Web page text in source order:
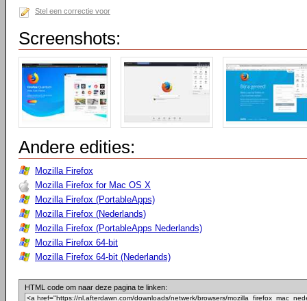
Stel een correctie voor
Screenshots:
Andere edities:
Mozilla Firefox
Mozilla Firefox for Mac OS X
Mozilla Firefox (PortableApps)
Mozilla Firefox (Nederlands)
Mozilla Firefox (PortableApps Nederlands)
Mozilla Firefox 64-bit
Mozilla Firefox 64-bit (Nederlands)
HTML code om naar deze pagina te linken: